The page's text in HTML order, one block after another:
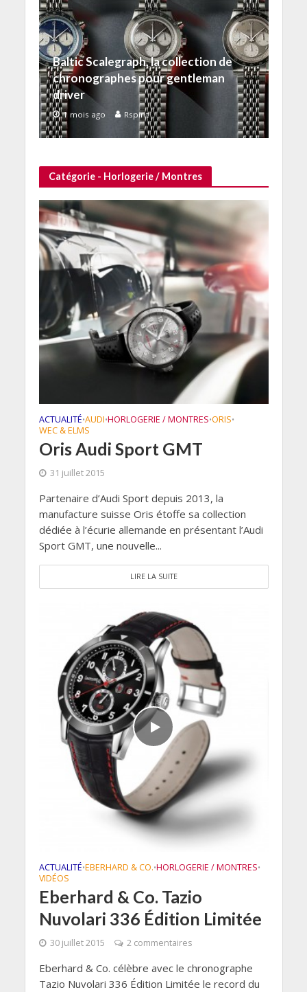
Baltic Scalegraph, la collection de
chronographes pour gentleman
driver
1 mois ago Rspirit
Catégorie - Horlogerie / Montres
ACTUALITÉ•AUDI•HORLOGERIE / MONTRES•ORIS•
WEC & ELMS
Oris Audi Sport GMT
31 juillet 2015
Partenaire d’Audi Sport depuis 2013, la
manufacture suisse Oris étoffe sa collection
dédiée à l’écurie allemande en présentant l’Audi
Sport GMT, une nouvelle...
LIRE LA SUITE
ACTUALITÉ•EBERHARD & CO.•HORLOGERIE / MONTRES•
VIDÉOS
Eberhard & Co. Tazio
Nuvolari 336 Édition Limitée
30 juillet 2015 2 commentaires
Eberhard & Co. célèbre avec le chronographe
Tazio Nuvolari 336 Édition Limitée le record du